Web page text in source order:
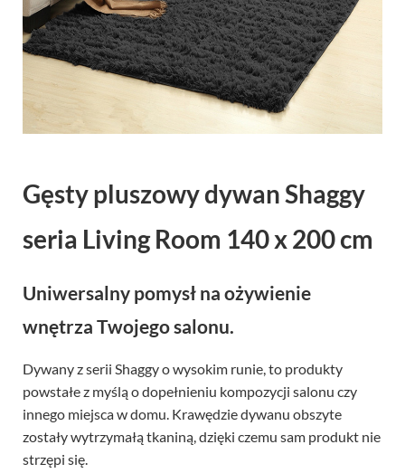
Gęsty pluszowy dywan Shaggy
seria Living Room 140 x 200 cm
Uniwersalny pomysł na ożywienie
wnętrza Twojego salonu.
Dywany z serii Shaggy o wysokim runie, to produkty
powstałe z myślą o dopełnieniu kompozycji salonu czy
innego miejsca w domu. Krawędzie dywanu obszyte
zostały wytrzymałą tkaniną, dzięki czemu sam produkt nie
strzępi się.